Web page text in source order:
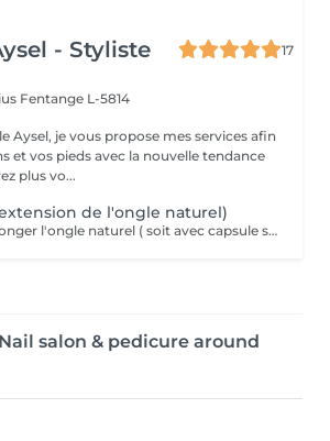
- Styliste
17
Fentange L-5814
Aysel, je vous propose mes services afin
et vos pieds avec la nouvelle tendance
plus vo...
de l'ongle naturel)
Extension afin d'allonger l'ongle naturel ( soit avec capsule soit avec du gel)
salon & pedicure around